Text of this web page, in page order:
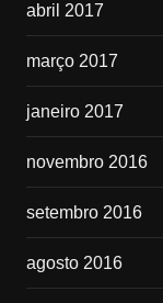
abril 2017
março 2017
janeiro 2017
novembro 2016
setembro 2016
agosto 2016